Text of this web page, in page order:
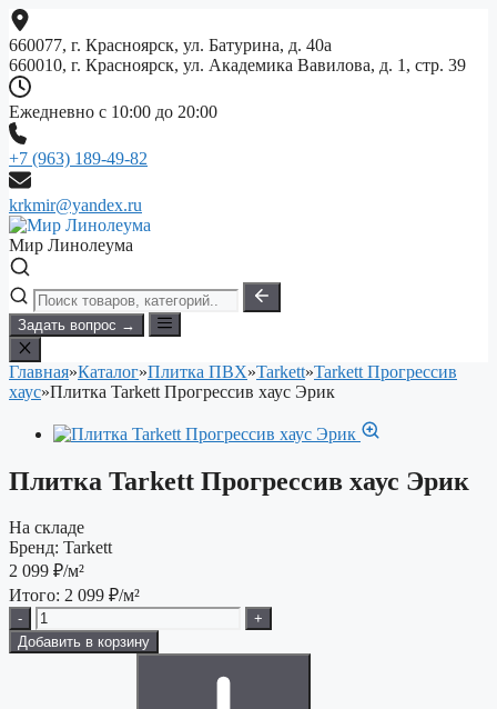
Перейти
к
содержимому
660077, г. Красноярск, ул. Батурина, д. 40а
660010, г. Красноярск, ул. Академика Вавилова, д. 1, стр. 39
Ежедневно с 10:00 до 20:00
+7 (963) 189-49-82
krkmir@yandex.ru
Мир Линолеума
Задать вопрос →
Главная»Каталог»Плитка ПВХ»Tarkett»Tarkett Прогрессив
хаус»Плитка Tarkett Прогрессив хаус Эрик
Плитка Tarkett Прогрессив хаус Эрик
На складе
Бренд: Tarkett
2 099 ₽/м²
Итого: 2 099 ₽/м²
-
+
Добавить в корзину